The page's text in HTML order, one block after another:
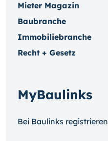
Mieter Magazin
Baubranche
Immobiliebranche
Recht + Gesetz
MyBaulinks
Bei Baulinks registrieren